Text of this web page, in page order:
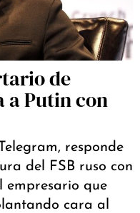
de
a Putin con
responde
del FSB ruso con
empresario que
cara al